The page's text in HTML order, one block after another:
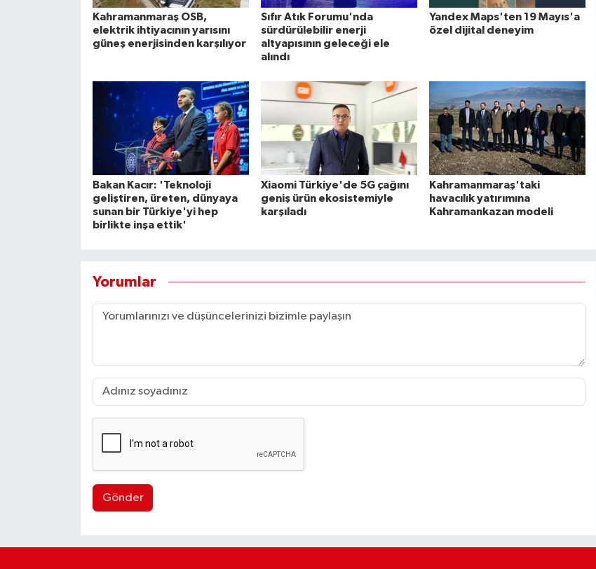
Kahramanmaraş OSB,
elektrik ihtiyacının yarısını
güneş enerjisinden karşılıyor
Sıfır Atık Forumu'nda
sürdürülebilir enerji
altyapısının geleceği ele
alındı
Yandex Maps'ten 19 Mayıs'a
özel dijital deneyim
Bakan Kacır: 'Teknoloji
geliştiren, üreten, dünyaya
sunan bir Türkiye'yi hep
birlikte inşa ettik'
Xiaomi Türkiye'de 5G çağını
geniş ürün ekosistemiyle
karşıladı
Kahramanmaraş'taki
havacılık yatırımına
Kahramankazan modeli
Yorumlar
Gönder